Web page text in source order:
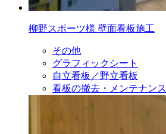
柳野スポーツ様 壁面看板施工
その他
グラフィックシート
自立看板／野立看板
看板の撤去・メンテナンス